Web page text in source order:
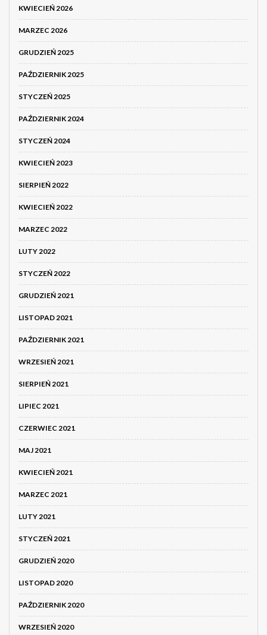
KWIECIEŃ 2026
MARZEC 2026
GRUDZIEŃ 2025
PAŹDZIERNIK 2025
STYCZEŃ 2025
PAŹDZIERNIK 2024
STYCZEŃ 2024
KWIECIEŃ 2023
SIERPIEŃ 2022
KWIECIEŃ 2022
MARZEC 2022
LUTY 2022
STYCZEŃ 2022
GRUDZIEŃ 2021
LISTOPAD 2021
PAŹDZIERNIK 2021
WRZESIEŃ 2021
SIERPIEŃ 2021
LIPIEC 2021
CZERWIEC 2021
MAJ 2021
KWIECIEŃ 2021
MARZEC 2021
LUTY 2021
STYCZEŃ 2021
GRUDZIEŃ 2020
LISTOPAD 2020
PAŹDZIERNIK 2020
WRZESIEŃ 2020